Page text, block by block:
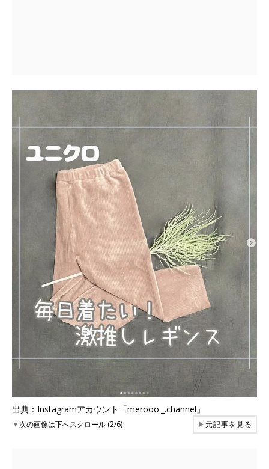
出典：Instagramアカウント「merooo._.channel」
▼次の画像は下へスクロール (2/6) ▶元記事を見る